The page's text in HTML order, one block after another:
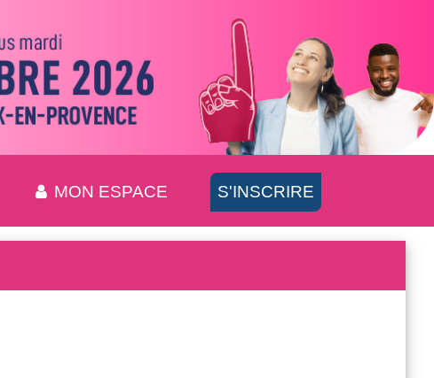
MON ESPACE S'INSCRIRE